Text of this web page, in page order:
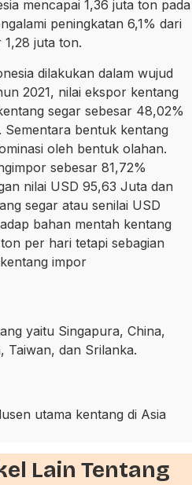
mencapai 1,36 juta ton pada
peningkatan 6,1% dari
juta ton.
dilakukan dalam wujud
2021, nilai ekspor kentang
segar sebesar 48,02%
Sementara bentuk kentang
oleh bentuk olahan.
sebesar 81,72%
nilai USD 95,63 Juta dan
segar atau senilai USD
bahan mentah kentang
per hari tetapi sebagian
impor
yaitu Singapura, China,
Taiwan, dan Srilanka.
utama kentang di Asia
Lain Tentang